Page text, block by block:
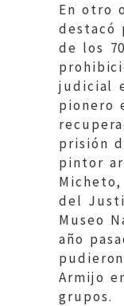
En otro
destacó
de los
judicial
pionero
prisión
pintor
del
Museo
año
Armijo
grupos.